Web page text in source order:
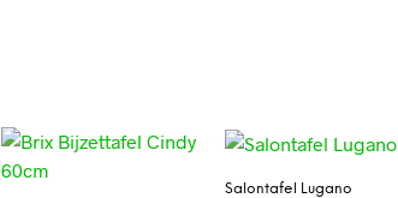
Salontafel Lugano